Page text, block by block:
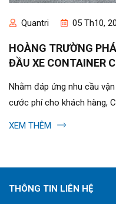
Quantri 05 Th10,
HOÀNG TRƯỜNG
ĐẦU XE CONTAINER
Nhằm đáp ứng nhu cầu
cước phí cho khách hàng,
Phát đầu tư thêm 4...
XEM THÊM
THÔNG TIN LIÊN HỆ